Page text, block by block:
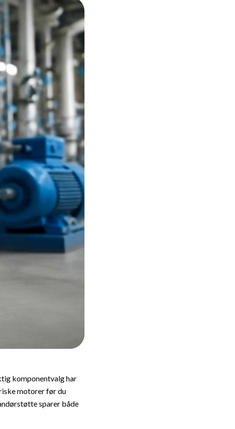
komponentvalg har
motorerfør du
sparer både